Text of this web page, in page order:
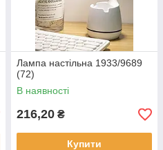
Лампа настільна 1933/9689
(72)
В наявності
216,20 ₴
Купити